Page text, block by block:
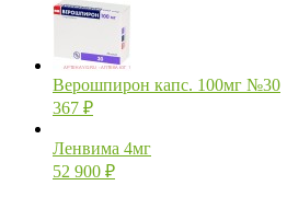
Верошпирон капс. 100мг №30
367 ₽
Ленвима 4мг
52 900 ₽